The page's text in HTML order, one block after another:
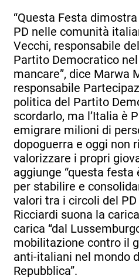
“Questa Festa
PD nelle comunità
Vecchi, responsabile
Partito Democratico
mancare”, dice Marwa
responsabile
politica del Partito
scordarlo, ma l’Italia è
emigrare milioni di
dopoguerra e oggi non
valorizzare i propri
aggiunge “questa festa
per stabilire e
valori tra i circoli del PD
Ricciardi suona la
carica “dal
mobilitazione contro il
anti-italiani nel mondo
Repubblica”.